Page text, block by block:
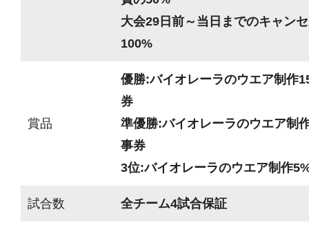
大会29日前～当日までのキャン
100%
賞品
優勝:バイオレーラのウエア制作
券
準優勝:バイオレーラのウエア制
事券
3位:バイオレーラのウエア制作
試合数 全チーム4試合保証